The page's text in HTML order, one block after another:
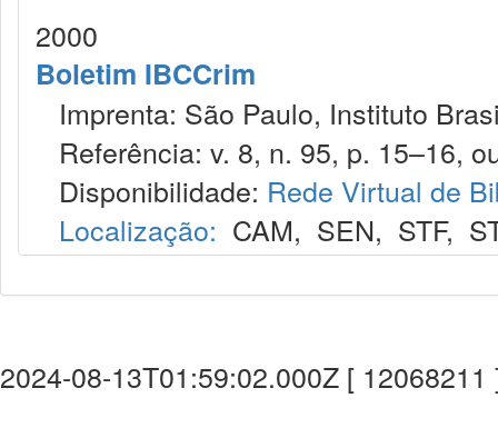
2000
Boletim IBCCrim
Imprenta: São Paulo, Instituto
Referência: v. 8, n. 95, p. 15–16,
Disponibilidade: Rede Virtual de
Localização: CAM, SEN, STF,
2024-08-13T01:59:02.000Z [ 12068211